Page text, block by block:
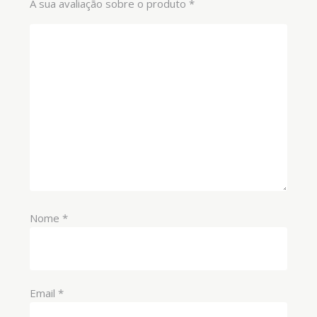
A sua avaliação sobre o produto *
Nome *
Email *